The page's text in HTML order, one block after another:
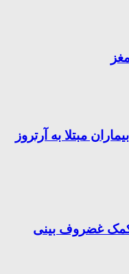
مبتلا به آرتروز
کمک غضروف بینی